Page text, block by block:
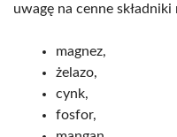
uwagę na cenne
magnez,
żelazo,
cynk,
fosfor,